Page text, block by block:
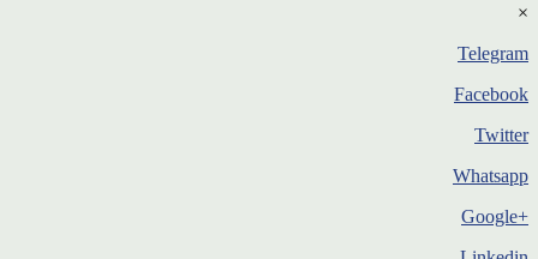
×
Telegram
Facebook
Twitter
Whatsapp
+Google